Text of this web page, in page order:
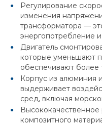
Регулирование
изменения
трансформатора —
энергопотребление
Двигатель
которые уменьшают
обеспечивают более
Корпус из алюминия
выдерживает
сред, включая
композитного